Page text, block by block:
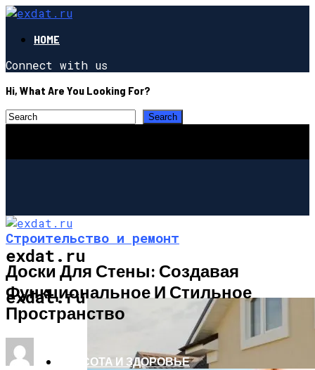
HOME
Connect with us
Hi, What Are You Looking For?
exdat.ru
exdat.ruСТРОИТЕЛЬСТВО И РЕМОНТ
КРАСОТА И ЗДОРОВЬЕ
Строительство и ремонт
Доски Для Стены: Создавая
Функциональное И Стильное
Пространство